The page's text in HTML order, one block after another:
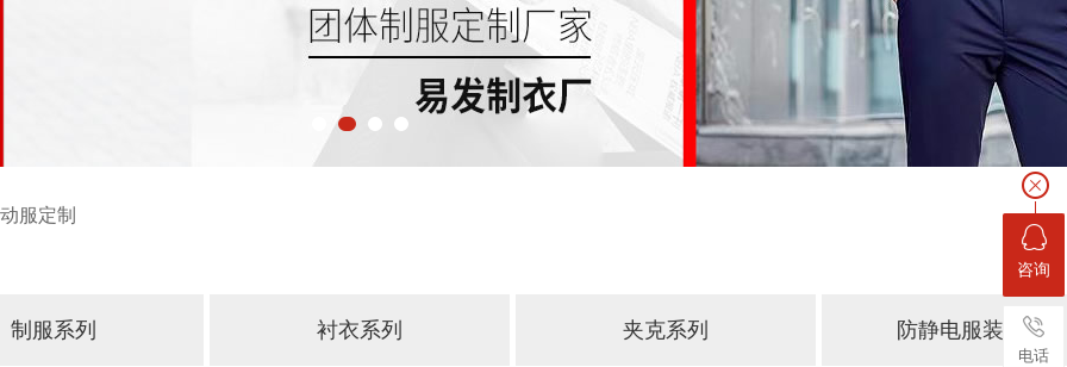
服定制
制服系列 衬衣系列 夹克系列 防静电服装系列
咨询
电话